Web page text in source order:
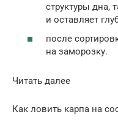
структуры дна,
и оставляет
после
на заморозку.
Читать далее
Как ловить карпа на